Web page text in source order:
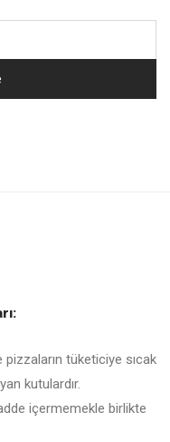
tüketiciye sıcak
kutulardır.
içermemekle birlikte